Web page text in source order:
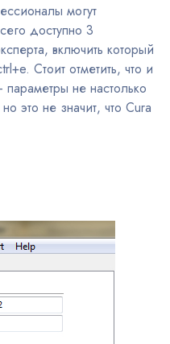
могут
доступно 3
включить который
Стоит отметить, что и
не настолько
это не значит, что Cura